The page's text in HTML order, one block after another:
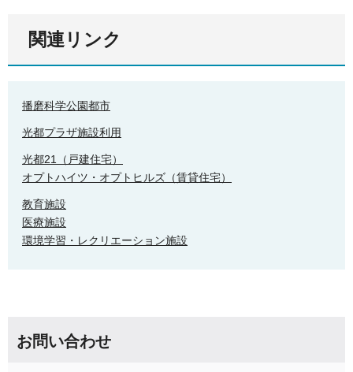
関連リンク
播磨科学公園都市
光都プラザ施設利用
光都21（戸建住宅）
オプトハイツ・オプトヒルズ（賃貸住宅）
教育施設
医療施設
環境学習・レクリエーション施設
お問い合わせ